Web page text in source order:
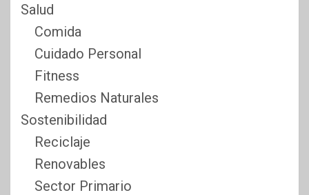
Salud
Comida
Cuidado Personal
Fitness
Remedios Naturales
Sostenibilidad
Reciclaje
Renovables
Sector Primario